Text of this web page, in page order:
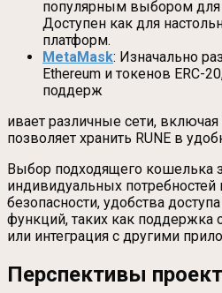
популярным выбором для
Доступен как для
платформ.
MetaMask: Изначально
Ethereum и токенов ERC-
поддерж
ивает различные сети, включая
позволяет хранить RUNE в
Выбор подходящего кошелька
индивидуальных потребностей
безопасности, удобства
функций, таких как поддержка
или интеграция с другими
Перспективы